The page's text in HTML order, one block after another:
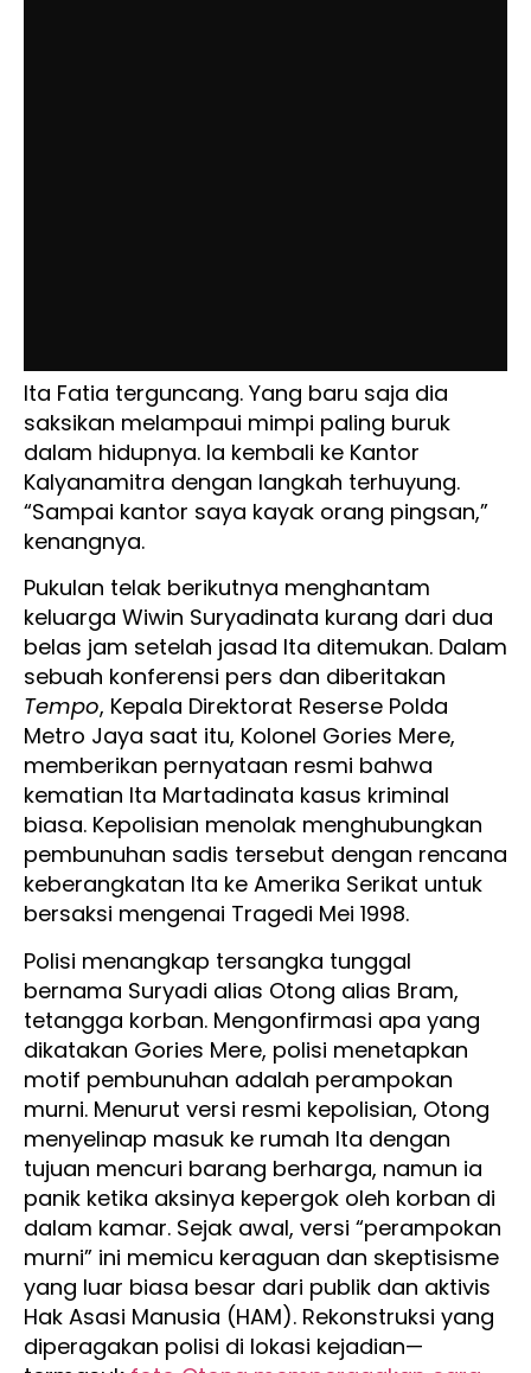
Ita Fatia terguncang. Yang baru saja dia
saksikan melampaui mimpi paling buruk
dalam hidupnya. Ia kembali ke Kantor
Kalyanamitra dengan langkah terhuyung.
“Sampai kantor saya kayak orang pingsan,”
kenangnya.
Pukulan telak berikutnya menghantam
keluarga Wiwin Suryadinata kurang dari dua
belas jam setelah jasad Ita ditemukan. Dalam
sebuah konferensi pers dan diberitakan
Tempo, Kepala Direktorat Reserse Polda
Metro Jaya saat itu, Kolonel Gories Mere,
memberikan pernyataan resmi bahwa
kematian Ita Martadinata kasus kriminal
biasa. Kepolisian menolak menghubungkan
pembunuhan sadis tersebut dengan rencana
keberangkatan Ita ke Amerika Serikat untuk
bersaksi mengenai Tragedi Mei 1998.
Polisi menangkap tersangka tunggal
bernama Suryadi alias Otong alias Bram,
tetangga korban. Mengonfirmasi apa yang
dikatakan Gories Mere, polisi menetapkan
motif pembunuhan adalah perampokan
murni. Menurut versi resmi kepolisian, Otong
menyelinap masuk ke rumah Ita dengan
tujuan mencuri barang berharga, namun ia
panik ketika aksinya kepergok oleh korban di
dalam kamar. Sejak awal, versi “perampokan
murni” ini memicu keraguan dan skeptisisme
yang luar biasa besar dari publik dan aktivis
Hak Asasi Manusia (HAM). Rekonstruksi yang
diperagakan polisi di lokasi kejadian—